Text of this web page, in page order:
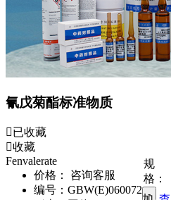
氰戊菊酯标准物质
已收藏
收藏
Fenvalerate
价格：
咨询客服
编号： GBW(E)060072
规
格：